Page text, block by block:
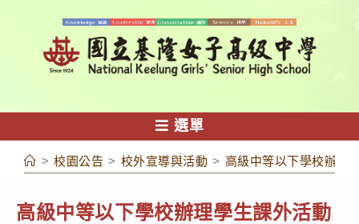
容
選單
> 校園公告 > 校外宣導與活動 > 高級中等以下學校辦理
高級中等以下學校辦理學生課外活動